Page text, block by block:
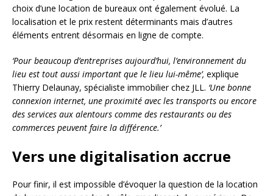
choix d’une location de bureaux ont également évolué. La
localisation et le prix restent déterminants mais d’autres
éléments entrent désormais en ligne de compte.
‘Pour beaucoup d’entreprises aujourd’hui, l’environnement du
lieu est tout aussi important que le lieu lui-même’, explique
Thierry Delaunay, spécialiste immobilier chez JLL. ‘Une bonne
connexion internet, une proximité avec les transports ou encore
des services aux alentours comme des restaurants ou des
commerces peuvent faire la différence.’
Vers une digitalisation accrue
Pour finir, il est impossible d’évoquer la question de la location